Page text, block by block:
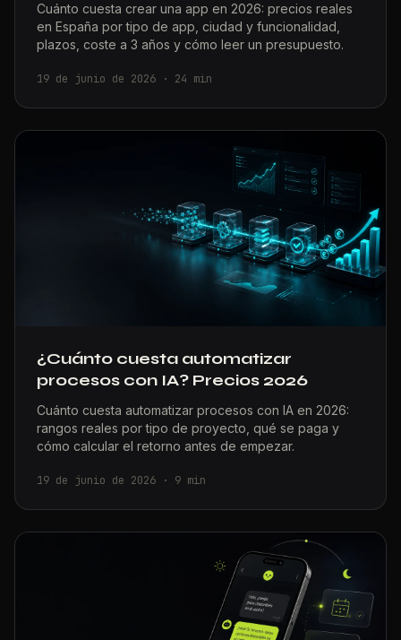
Cuánto cuesta crear una app en 2026: precios reales
en España por tipo de app, ciudad y funcionalidad,
plazos, coste a 3 años y cómo leer un presupuesto.
19 de junio de 2026 · 24 min
¿Cuánto cuesta automatizar
procesos con IA? Precios 2026
Cuánto cuesta automatizar procesos con IA en 2026:
rangos reales por tipo de proyecto, qué se paga y
cómo calcular el retorno antes de empezar.
19 de junio de 2026 · 9 min